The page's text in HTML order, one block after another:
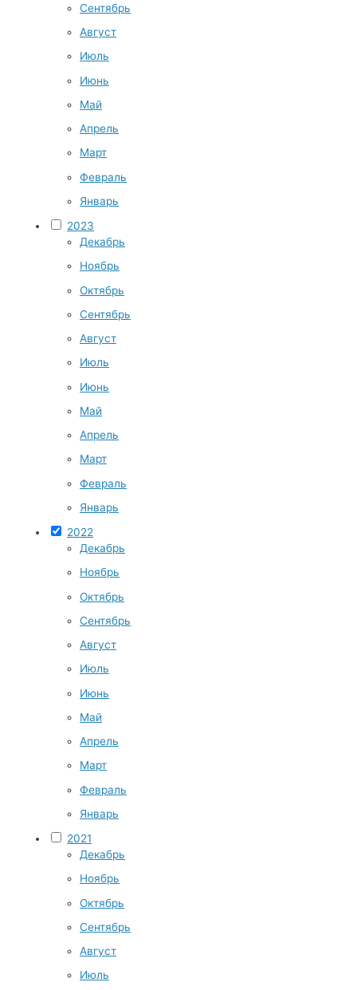
Сентябрь
Август
Июль
Июнь
Май
Апрель
Март
Февраль
Январь
2023
Декабрь
Ноябрь
Октябрь
Сентябрь
Август
Июль
Июнь
Май
Апрель
Март
Февраль
Январь
2022
Декабрь
Ноябрь
Октябрь
Сентябрь
Август
Июль
Июнь
Май
Апрель
Март
Февраль
Январь
2021
Декабрь
Ноябрь
Октябрь
Сентябрь
Август
Июль